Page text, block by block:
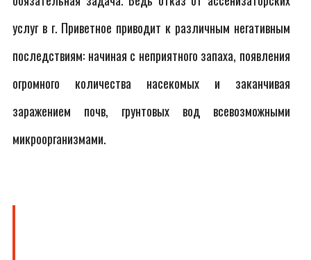
услуг в г. Приветное приводит к различным негативным
последствиям: начиная с неприятного запаха, появления
огромного количества насекомых и заканчивая
заражением почв, грунтовых вод всевозможными
микроорганизмами.